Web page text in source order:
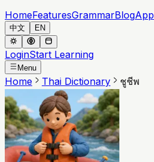
HomeFeaturesGrammarBlogApp
中文 EN
LoginStart Learning
Menu
Home Thai Dictionary ชูชีพ